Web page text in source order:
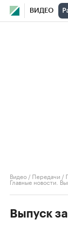
ВИДЕО
Видео / Передачи /
Главные новости.
Выпуск